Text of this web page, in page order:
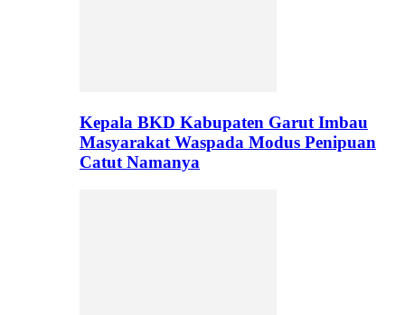
Kepala BKD Kabupaten Garut Imbau
Masyarakat Waspada Modus Penipuan
Catut Namanya